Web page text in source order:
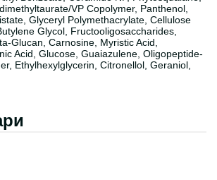
​VP Copolymer, Panthenol,
Glyceryl Polymethacrylate, Cellulose
Glycol, Fructooligosaccharides,
Glucan, Carnosine, Myristic Acid,
Acid, Glucose, Guaiazulene, Oligopeptide-
Ethylhexylglycerin, Citronellol, Geraniol,